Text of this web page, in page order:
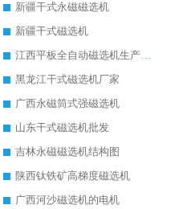
新疆干式永磁磁选机
新疆干式磁选机
江西平板全自动磁选机生产厂家
黑龙江干式磁选机厂家
广西永磁筒式强磁选机
山东干式磁选机批发
吉林永磁磁选机结构图
陕西钛铁矿高梯度磁选机
广西河沙磁选机的电机